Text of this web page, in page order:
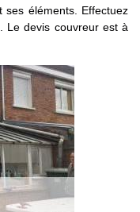
éléments. Effectuez
Le devis couvreur est à